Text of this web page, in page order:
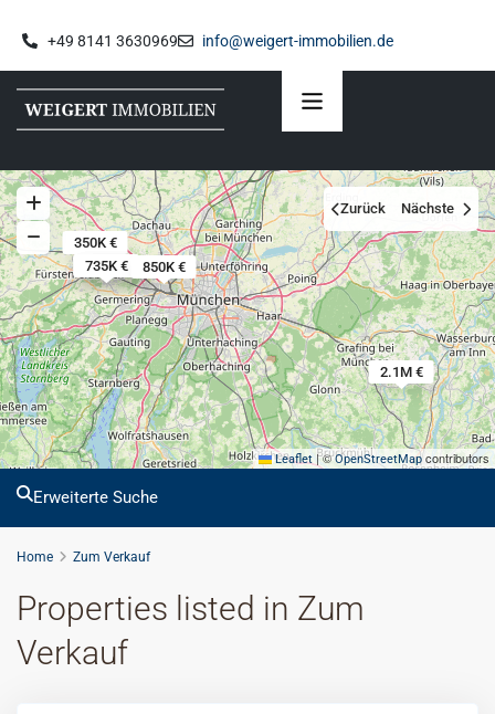
+49 8141 3630969 info@weigert-immobilien.de
850K €
695K €
700K €
350K €
735K €
2.1M €
Leaflet |©OpenStreetMapcontributors
Zurück Nächste
Erweiterte Suche
Home Zum Verkauf
Properties listed in Zum
Verkauf